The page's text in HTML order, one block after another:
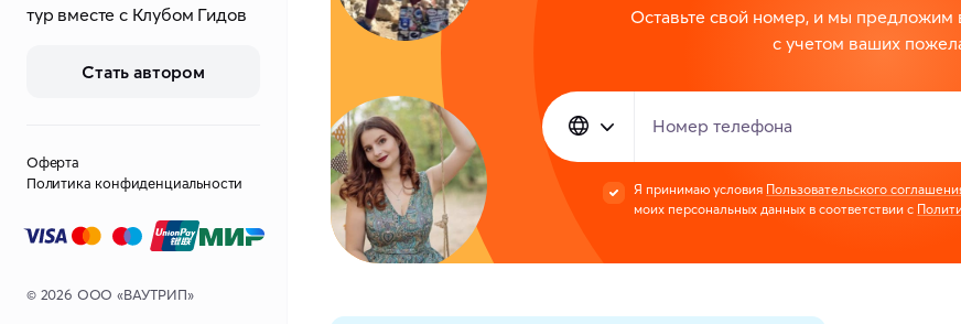
тур вместе с Клубом Гидов
Стать автором
Оферта
Политика конфиденциальности
© 2026 ООО «ВАУТРИП»
Оставьте свой номер, и мы предложим
с учетом ваших
Номер телефона
Я принимаю условия Пользовательского
моих персональных данных в соответствии с